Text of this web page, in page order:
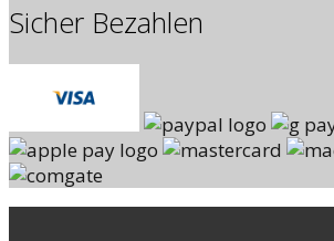
Sicher Bezahlen